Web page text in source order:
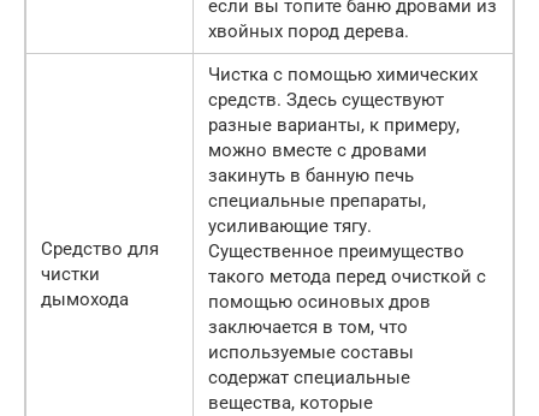
если вы топите баню дровами из
хвойных пород дерева.
Средство для
чистки
дымохода
Чистка с помощью химических
средств. Здесь существуют
разные варианты, к примеру,
можно вместе с дровами
закинуть в банную печь
специальные препараты,
усиливающие тягу.
Существенное преимущество
такого метода перед очисткой с
помощью осиновых дров
заключается в том, что
используемые составы
содержат специальные
вещества, которые